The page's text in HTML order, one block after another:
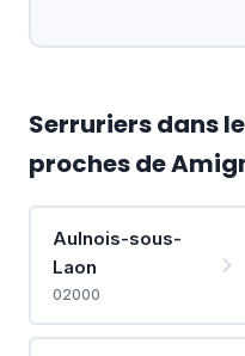
Serruriers dans
proches de
Aulnois-sous-
Laon
02000